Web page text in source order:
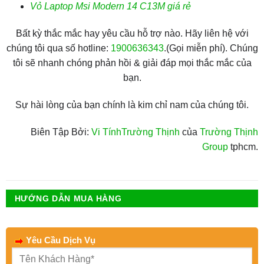
Vỏ Laptop Msi Modern 14 C13M giá rẻ
Bất kỳ thắc mắc hay yêu cầu hỗ trợ nào. Hãy liên hệ với
chúng tôi qua số hotline: 1900636343.(Gọi miễn phí). Chúng
tôi sẽ nhanh chóng phản hồi & giải đáp mọi thắc mắc của
bạn.
Sự hài lòng của bạn chính là kim chỉ nam của chúng tôi.
Biên Tập Bởi:Vi TínhTrường Thịnh củaTrường Thịnh
Group tphcm.
HƯỚNG DẪN MUA HÀNG
Yêu Cầu Dịch Vụ